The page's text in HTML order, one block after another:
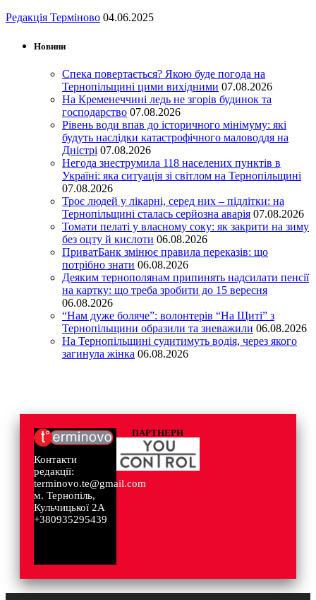
Редакція Терміново 04.06.2025
Новини
Спека повертається? Якою буде погода на
Тернопільщині цими вихідними 07.08.2026
На Кременеччині ледь не згорів будинок та
господарство 07.08.2026
Рівень води впав до історичного мінімуму: які
будуть наслідки катастрофічного маловоддя на
Дністрі 07.08.2026
Негода знеструмила 118 населених пунктів в
Україні: яка ситуація зі світлом на Тернопільщині
07.08.2026
Троє людей у лікарні, серед них – підлітки: на
Тернопільщині сталась серйозна аварія 07.08.2026
Томати пелаті у власному соку: як закрити на зиму
без оцту й кислоти 06.08.2026
ПриватБанк змінює правила переказів: що
потрібно знати 06.08.2026
Деяким тернополянам припинять надсилати пенсії
на картку: що треба зробити до 15 вересня
06.08.2026
“Нам дуже боляче”: волонтерів “На Щиті” з
Тернопільщини образили та зневажили 06.08.2026
На Тернопільщині судитимуть водія, через якого
загинула жінка 06.08.2026
Контакти
редакції:
terminovo.te@gmail.com
м. Тернопіль,
Кульчицької 2А
+380935295439
ПАРТНЕРИ